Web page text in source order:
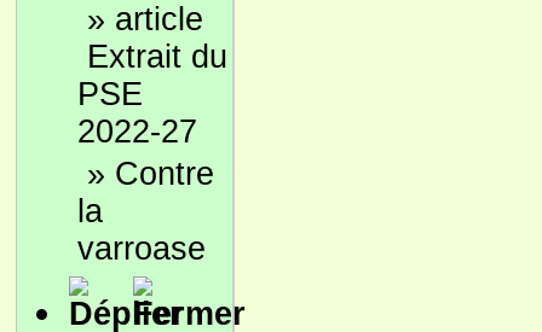
»
Extrait du
PSE
2022-27
» Contre
la
varroase